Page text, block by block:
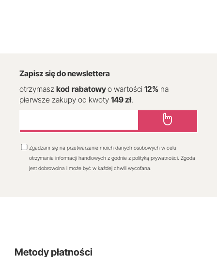
Zapisz się do newslettera
otrzymasz kod rabatowyo wartości 12% na
pierwsze zakupy od kwoty 149 zł.
Zgadzam się na przetwarzanie moich danych osobowych w celu
otrzymania informacji handlowych z godnie z polityką prywatności. Zgoda
jest dobrowolna i może być w każdej chwili wycofana.
Metody płatności